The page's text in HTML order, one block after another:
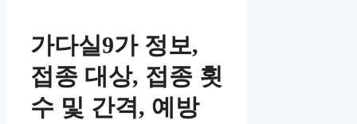
가다실9가 정보,
접종 대상, 접종 횟
수 및 간격, 예방